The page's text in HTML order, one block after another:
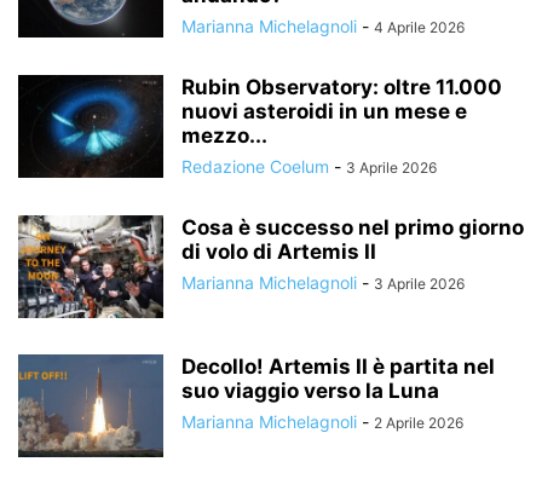
Marianna Michelagnoli - 4 Aprile 2026
Rubin Observatory: oltre 11.000
nuovi asteroidi in un mese e
mezzo...
Redazione Coelum - 3 Aprile 2026
Cosa è successo nel primo giorno
di volo di Artemis II
Marianna Michelagnoli - 3 Aprile 2026
Decollo! Artemis II è partita nel
suo viaggio verso la Luna
Marianna Michelagnoli - 2 Aprile 2026